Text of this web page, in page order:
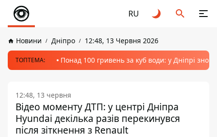
RU
Новини Дніпро 12:48, 13 Червня 2026
ТОПТЕМА: Понад 100 гривень за куб води: у Дніпрі
12:48, 13 червня
Відео моменту ДТП: у центрі Дніпра
Hyundai декілька разів перекинувся
після зіткнення з Renault